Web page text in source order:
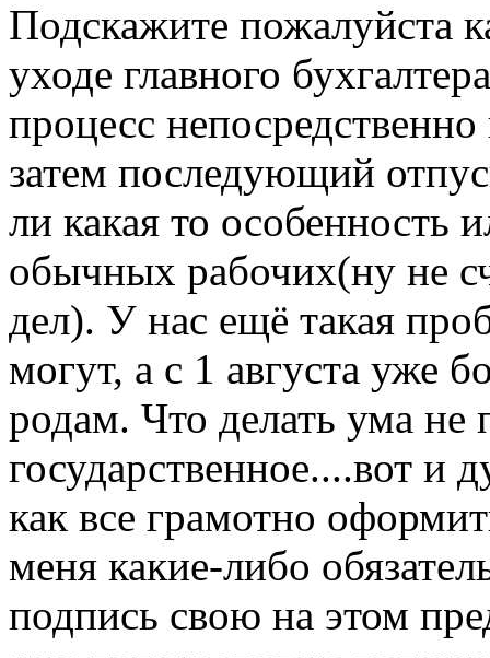
Подскажите пожалуйста
уходе главного
процесс
затем последующий
ли какая то особенность
обычных рабочих(ну не
дел). У нас ещё такая
могут, а с 1 августа уже
родам. Что делать ума не
государственное....вот и
как все грамотно
меня какие-либо
подпись свою на этом